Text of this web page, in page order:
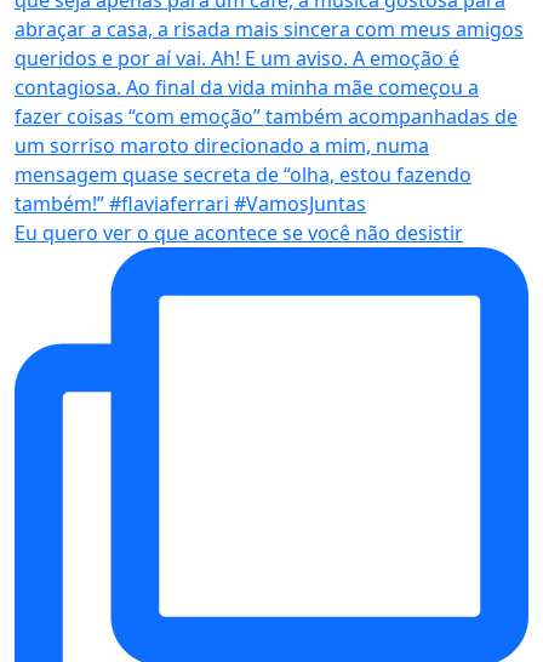
Eu quero ver o que acontece se você não desistir